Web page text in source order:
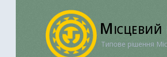
Місцевий
Типове рішення